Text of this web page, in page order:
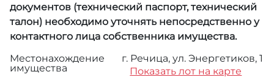
документов (технический паспорт, технический
талон) необходимо уточнять непосредственно у
контактного лица собственника имущества.
Местонахождение
имущества
г. Речица, ул. Энергетиков, 1
Показать лот на карте